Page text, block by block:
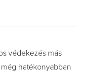
védekezés más
hatékonyabban